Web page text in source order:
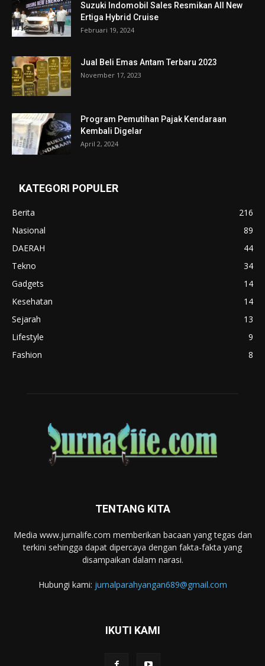
Suzuki Indomobil Sales Resmikan All New
Ertiga Hybrid Cruise
Februari 19, 2024
Jual Beli Emas Antam Terbaru 2023
November 17, 2023
Program Pemutihan Pajak Kendaraan
Kembali Digelar
April 2, 2024
KATEGORI POPULER
Berita
216
Nasional
89
DAERAH
44
Tekno
34
Gadgets
14
Kesehatan
14
Sejarah
13
Lifestyle
9
Fashion
8
TENTANG KITA
Media www.jurnalife.com memberikan bacaan yang tegas dan
terkini sehingga dapat dipercaya dengan fakta-fakta yang
disampaikan dalam narasi.
Hubungi kami: jurnalparahyangan689@gmail.com
IKUTI KAMI